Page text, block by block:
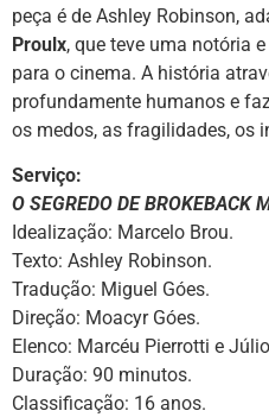
peça é de Ashley Robinson,
Proulx, que teve uma notória
para o cinema. A história
profundamente humanos e
os medos, as fragilidades, os
Serviço:
O SEGREDO DE BROKEBACK
Idealização: Marcelo Brou.
Texto: Ashley Robinson.
Tradução: Miguel Góes.
Direção: Moacyr Góes.
Elenco: Marcéu Pierrotti e
Duração: 90 minutos.
Classificação: 16 anos.